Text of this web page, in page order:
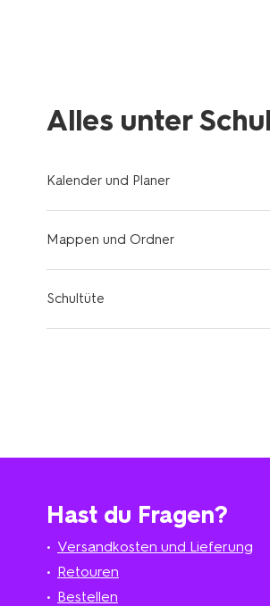
Alles unter
Kalender und Planer
Mappen und Ordner
Schultüte
Hast du Fragen?
Versandkosten und Lieferung
Retouren
Bestellen